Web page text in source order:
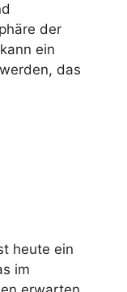
der
ein
das
heute ein
im